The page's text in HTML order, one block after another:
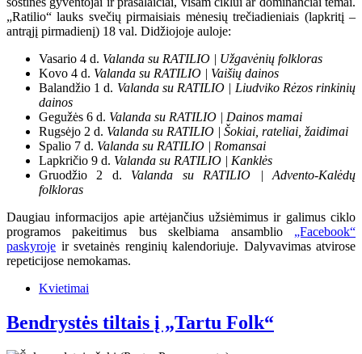
„Ratilio“ lauks svečių pirmaisiais mėnesių trečiadieniais (lapkritį –
antrąjį pirmadienį) 18 val. Didžiojoje auloje:
Vasario 4 d. Valanda su RATILIO | Užgavėnių folkloras
Kovo 4 d. Valanda su RATILIO | Vaišių dainos
Balandžio 1 d. Valanda su RATILIO | Liudviko Rėzos rinkinių
dainos
Gegužės 6 d. Valanda su RATILIO | Dainos mamai
Rugsėjo 2 d. Valanda su RATILIO | Šokiai, rateliai, žaidimai
Spalio 7 d. Valanda su RATILIO | Romansai
Lapkričio 9 d. Valanda su RATILIO | Kanklės
Gruodžio 2 d. Valanda su RATILIO | Advento-Kalėdų
folkloras
Daugiau informacijos apie artėjančius užsiėmimus ir galimus ciklo
programos pakeitimus bus skelbiama ansamblio „Facebook“
paskyroje ir svetainės renginių kalendoriuje. Dalyvavimas atvirose
repeticijose nemokamas.
Kvietimai
Bendrystės tiltais į „Tartu Folk“